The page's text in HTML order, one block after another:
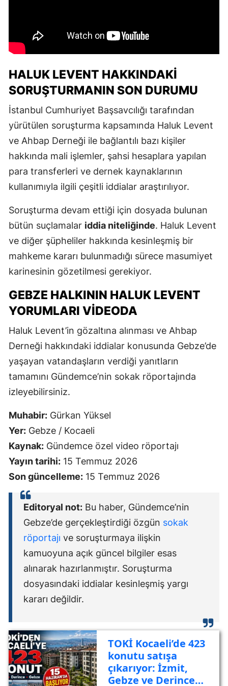
HALUK LEVENT HAKKINDAKI
SORUŞTURMANIN SON DURUMU
İstanbul Cumhuriyet Başsavcılığı tarafından
yürütülen soruşturma kapsamında Haluk Levent
ve Ahbap Derneği ile bağlantılı bazı kişiler
hakkında mali işlemler, şahsi hesaplara yapılan
para transferleri ve dernek kaynaklarının
kullanımıyla ilgili çeşitli iddialar araştırılıyor.
Soruşturma devam ettiği için dosyada bulunan
bütün suçlamalar iddia niteliğinde. Haluk Levent
ve diğer şüpheliler hakkında kesinleşmiş bir
mahkeme kararı bulunmadığı sürece masumiyet
karinesinin gözetilmesi gerekiyor.
GEBZE HALKININ HALUK LEVENT
YORUMLARI VIDEODA
Haluk Levent’in gözaltına alınması ve Ahbap
Derneği hakkındaki iddialar konusunda Gebze’de
yaşayan vatandaşların verdiği yanıtların
tamamını Gündemce’nin sokak röportajında
izleyebilirsiniz.
Muhabir: Gürkan Yüksel
Yer: Gebze / Kocaeli
Kaynak: Gündemce özel video röportajı
Yayın tarihi: 15 Temmuz 2026
Son güncelleme: 15 Temmuz 2026
Editoryal not: Bu haber, Gündemce’nin
Gebze’de gerçekleştirdiği özgün sokak
röportajı ve soruşturmaya ilişkin
kamuoyuna açık güncel bilgiler esas
alınarak hazırlanmıştır. Soruşturma
dosyasındaki iddialar kesinleşmiş yargı
kararı değildir.
TOKİ Kocaeli’de 423
konutu satışa
çıkarıyor: İzmit,
Gebze ve Derince